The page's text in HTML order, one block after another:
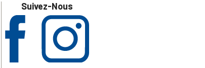
Suivez-Nous